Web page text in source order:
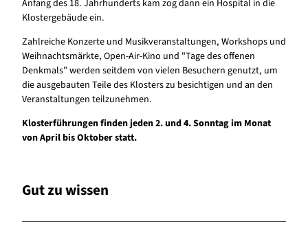
Anfang des 18. Jahrhunderts kam zog dann ein Hospital in die
Klostergebäude ein.
Zahlreiche Konzerte und Musikveranstaltungen, Workshops und
Weihnachtsmärkte, Open-Air-Kino und "Tage des offenen
Denkmals" werden seitdem von vielen Besuchern genutzt, um
die ausgebauten Teile des Klosters zu besichtigen und an den
Veranstaltungen teilzunehmen.
Klosterführungen finden jeden 2. und 4. Sonntag im Monat
von April bis Oktober statt.
Gut zu wissen